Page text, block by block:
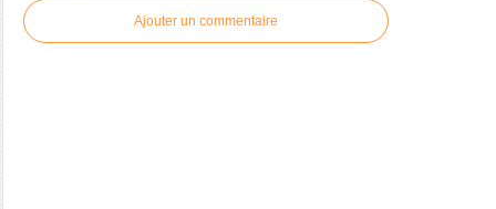
Ajouter un commentaire